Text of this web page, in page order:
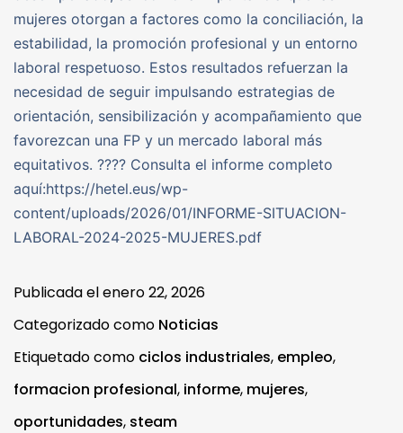
mujeres otorgan a factores como la conciliación, la
estabilidad, la promoción profesional y un entorno
laboral respetuoso. Estos resultados refuerzan la
necesidad de seguir impulsando estrategias de
orientación, sensibilización y acompañamiento que
favorezcan una FP y un mercado laboral más
equitativos. ???? Consulta el informe completo
aquí:https://hetel.eus/wp-
content/uploads/2026/01/INFORME-SITUACION-
LABORAL-2024-2025-MUJERES.pdf
Publicada elenero 22, 2026
Categorizado como Noticias
Etiquetado como ciclos industriales, empleo,
formacion profesional, informe, mujeres,
oportunidades, steam